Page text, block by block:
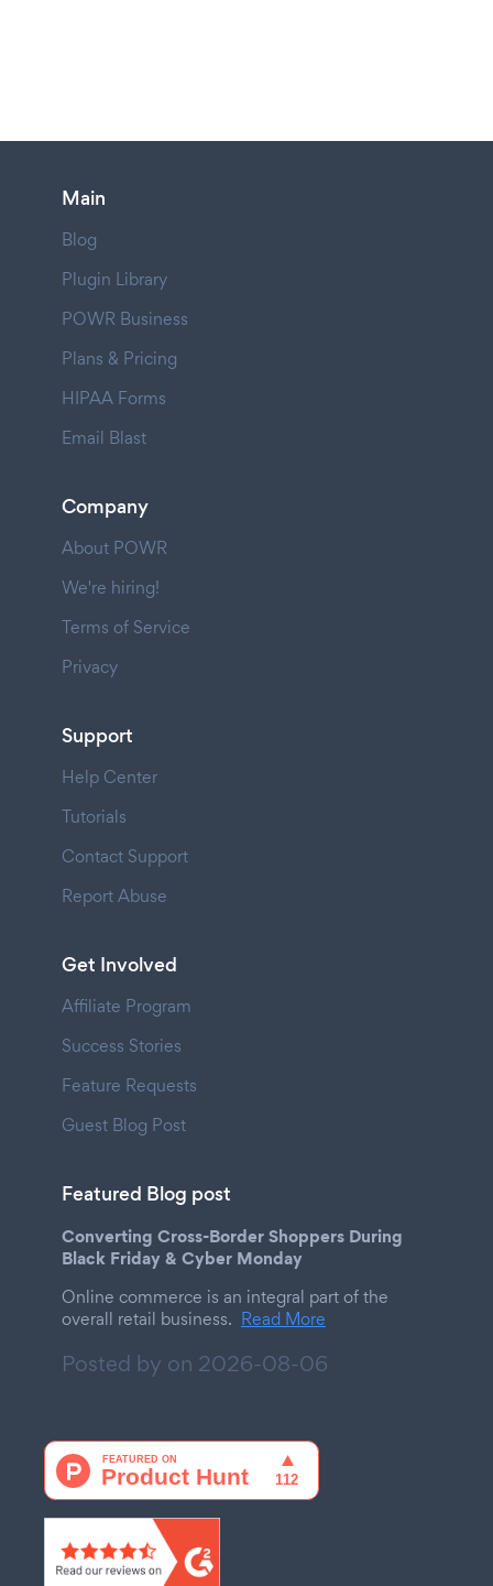
Main
Blog
Plugin Library
POWR Business
Plans & Pricing
HIPAA Forms
Email Blast
Company
About POWR
We're hiring!
Terms of Service
Privacy
Support
Help Center
Tutorials
Contact Support
Report Abuse
Get Involved
Affiliate Program
Success Stories
Feature Requests
Guest Blog Post
Featured Blog post
Converting Cross-Border Shoppers During
Black Friday & Cyber Monday
Online commerce is an integral part of the
overall retail business. Read More
Posted by on 2026-08-06